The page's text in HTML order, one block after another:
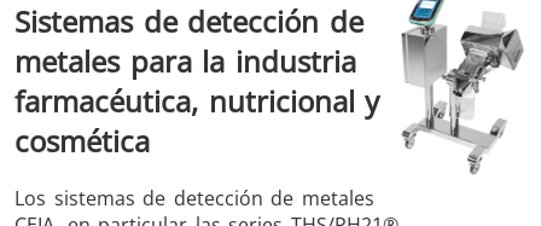
THS/FBB
THS/MBB
THS/GMS21
THS/G21
THS Production
MD-SCOPE
Sistemas de detección de
metales para la industria
farmacéutica, nutricional y
cosmética
Los sistemas de detección de metales